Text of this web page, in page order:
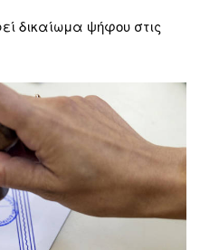
δικαίωμα ψήφου στις